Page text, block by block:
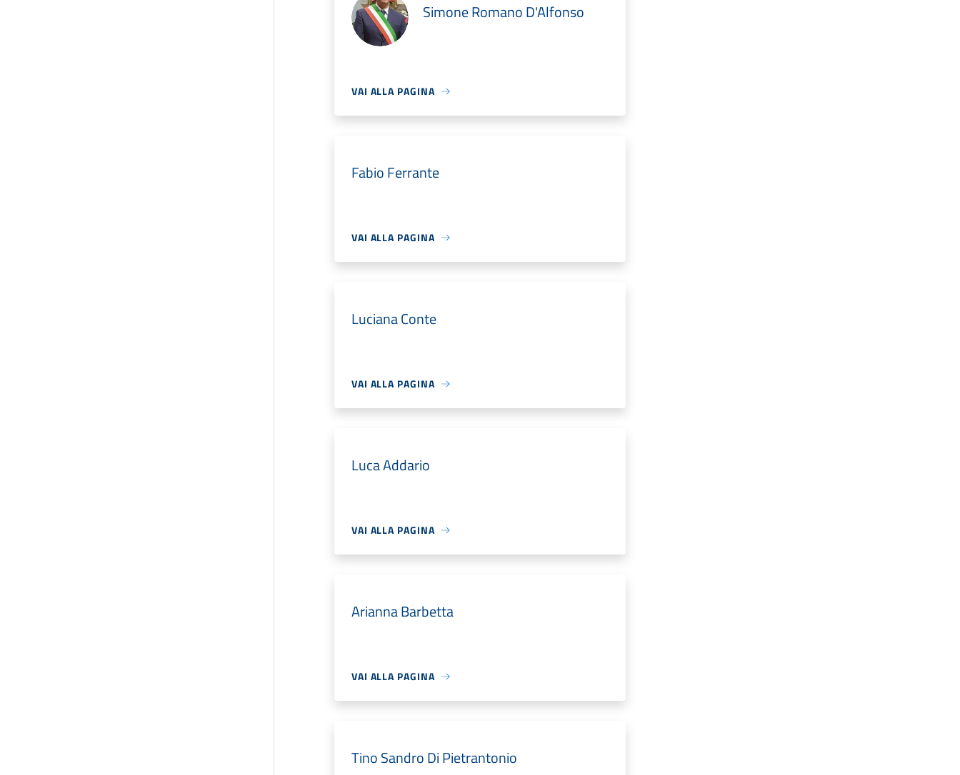
Simone Romano D'Alfonso
VAI ALLA PAGINA
Fabio Ferrante
VAI ALLA PAGINA
Luciana Conte
VAI ALLA PAGINA
Luca Addario
VAI ALLA PAGINA
Arianna Barbetta
VAI ALLA PAGINA
Tino Sandro Di Pietrantonio